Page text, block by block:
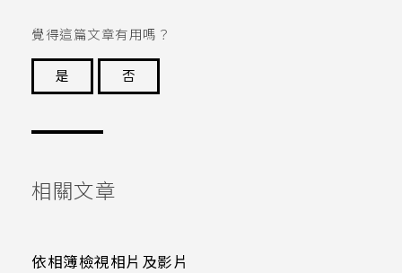
覺得這篇文章有用嗎？
是
否
相關文章
依相簿檢視相片及影片